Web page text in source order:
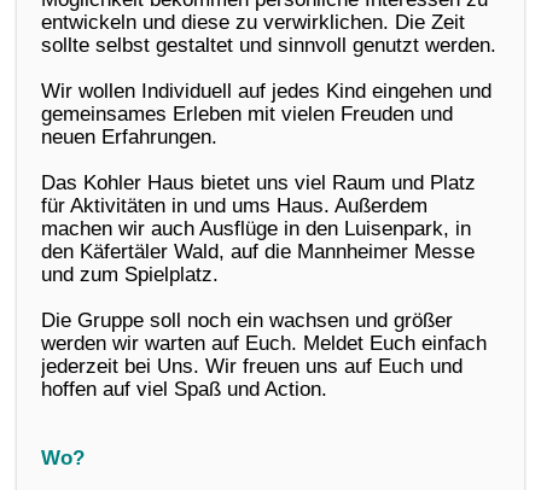
entwickeln und diese zu verwirklichen. Die Zeit
sollte selbst gestaltet und sinnvoll genutzt werden.
Wir wollen Individuell auf jedes Kind eingehen und
gemeinsames Erleben mit vielen Freuden und
neuen Erfahrungen.
Das Kohler Haus bietet uns viel Raum und Platz
für Aktivitäten in und ums Haus. Außerdem
machen wir auch Ausflüge in den Luisenpark, in
den Käfertäler Wald, auf die Mannheimer Messe
und zum Spielplatz.
Die Gruppe soll noch ein wachsen und größer
werden wir warten auf Euch. Meldet Euch einfach
jederzeit bei Uns. Wir freuen uns auf Euch und
hoffen auf viel Spaß und Action.
Wo?